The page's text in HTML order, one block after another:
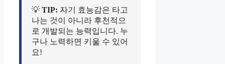
💡 TIP: 자기 효능감은 타고
나는 것이 아니라 후천적으
로 개발되는 능력입니다. 누
구나 노력하면 키울 수 있어
요!